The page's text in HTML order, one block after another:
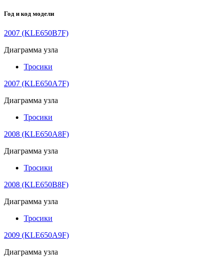
Год и код модели
2007 (KLE650B7F)
Диаграмма узла
Тросики
2007 (KLE650A7F)
Диаграмма узла
Тросики
2008 (KLE650A8F)
Диаграмма узла
Тросики
2008 (KLE650B8F)
Диаграмма узла
Тросики
2009 (KLE650A9F)
Диаграмма узла